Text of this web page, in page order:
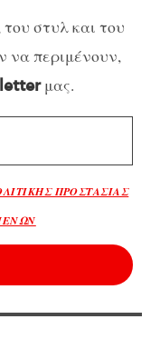
στυλ και του
να περιμένουν,
μας.
ΠΡΟΣΤΑΣΙΑΣ